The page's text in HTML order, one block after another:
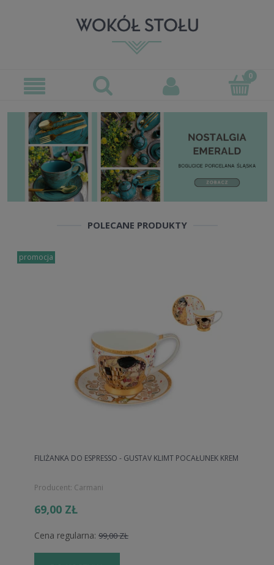
POLECANE PRODUKTY
FILIŻANKA DO ESPRESSO - GUSTAV KLIMT POCAŁUNEK KREM
Producent: Carmani
69,00 ZŁ
Cena regularna: 99,00 ZŁ
promocja